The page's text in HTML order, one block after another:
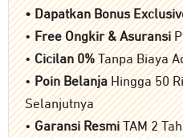
• Dapatkan Bonus
•Free Ongkir & Asuransi
•Cicilan 0%Tanpa Biaya
•Poin BelanjaHingga 50
Selanjutnya
•Garansi ResmiTAM 2